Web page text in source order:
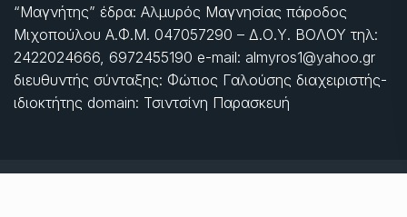
“Μαγνήτης” έδρα: Αλμυρός Μαγνησίας πάροδος
Μιχοπούλου Α.Φ.Μ. 047057290 – Δ.Ο.Υ. ΒΟΛΟΥ τηλ:
2422024666, 6972455190 e-mail: almyros1@yahoo.gr
διευθυντής σύνταξης: Φώτιος Γαλούσης διαχειριστής-
ιδιοκτήτης domain: Τσιντσίνη Παρασκευή